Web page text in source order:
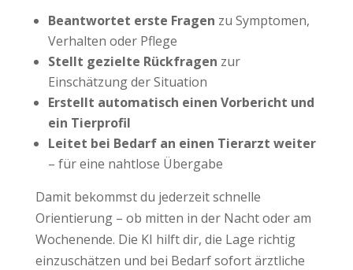
Beantwortet erste Fragen zu Symptomen,
Verhalten oder Pflege
Stellt gezielte Rückfragen zur
Einschätzung der Situation
Erstellt automatisch einen Vorbericht und
ein Tierprofil
Leitet bei Bedarf an einen Tierarzt weiter
– für eine nahtlose Übergabe
Damit bekommst du jederzeit schnelle
Orientierung – ob mitten in der Nacht oder am
Wochenende. Die KI hilft dir, die Lage richtig
einzuschätzen und bei Bedarf sofort ärztliche